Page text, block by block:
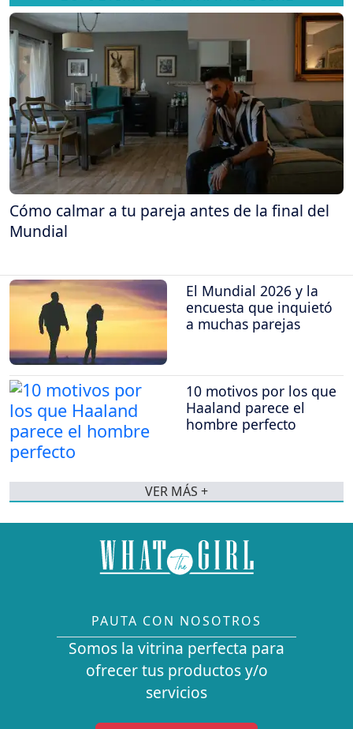
Cómo calmar a tu pareja antes de la final del
Mundial
El Mundial 2026 y la
encuesta que inquietó
a muchas parejas
10 motivos por los que
Haaland parece el
hombre perfecto
VER MÁS +
PAUTA CON NOSOTROS
Somos la vitrina perfecta para
ofrecer tus productos y/o
servicios